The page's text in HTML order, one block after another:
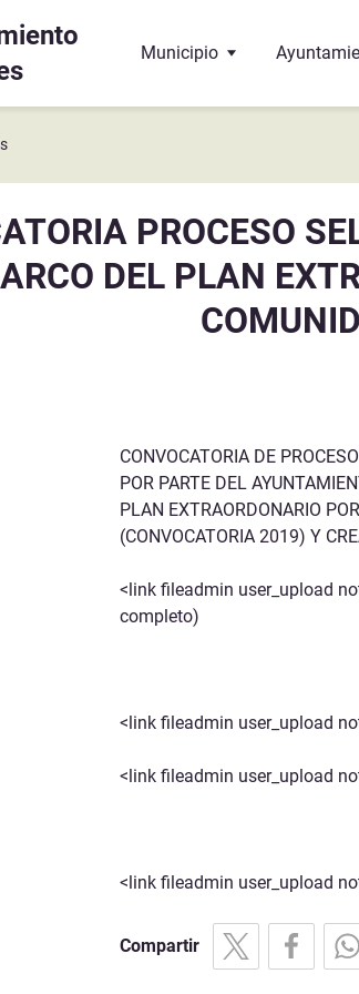
Municipio
Historia
Geografía
Enlaces y contactos de
La
El pleno
Teléfonos
PROCESO
DEL PLAN
CONVOCATORIA DE
POR PARTE DEL
PLAN EXTRAORDONARIO
(CONVOCATORIA 2019) Y
<link fileadmin user_upload
completo)
<link fileadmin user_upload
<link fileadmin user_upload
<link fileadmin user_upload
Compartir